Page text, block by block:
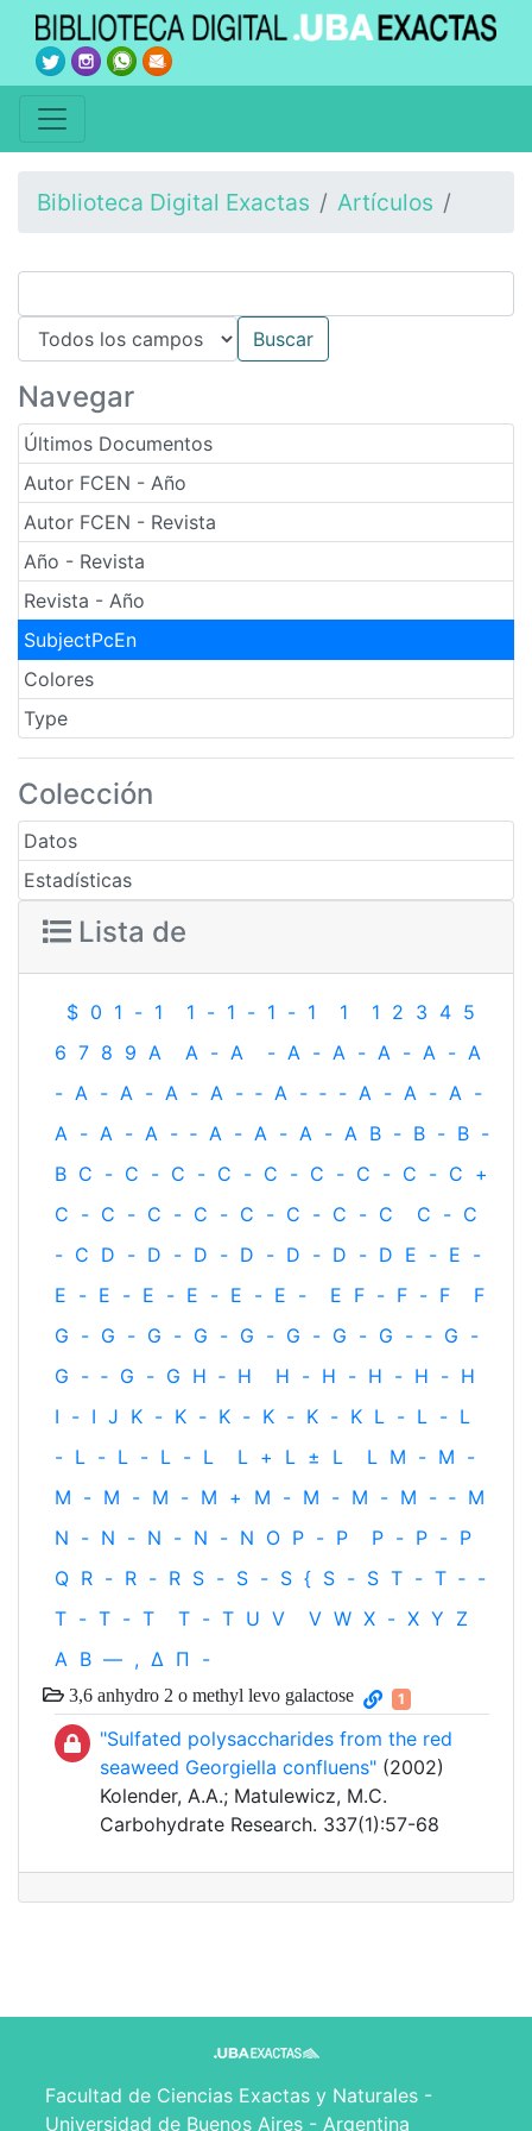
Biblioteca Digital Exactas Artículos
Navegar
Últimos Documentos
Autor FCEN - Año
Autor FCEN - Revista
Año - Revista
Revista - Año
SubjectPcEn
Colores
Type
Colección
Datos
Estadísticas
Lista de
$ 0 1 - 1 1 - 1 - 1 - 1 1 1 2 3 4 5
6 7 8 9 A A - A - A - A - A - A - A
- A - A - A - A - ‐ A - ‐ - A - A - A -
A - A - A - ‐ A - A - A - A B - B - B -
B C - C - C - C - C - C - C - C - C +
C - C - C - C - C - C - C - C C - C
- C D - D - D - D - D - D - D E - E -
E - E - E - E - E - E - E F - F - F
F
G - G - G - G - G - G - G - G - ‐ G -
G - ‐ G - G H ‐ H H - H - H - H - H
I - I J K - K - K - K - K - K L - L - L
- L - L - L - L L + L ± L L M - M -
M - M - M - M + M - M - M - M - ‐ M
N - N - N - N - N O P - P P - P - P
Q R - R - R S - S - S { S - S T - T ‐ -
T - T - T T - T U V V W X - X Y Z
Α Β — , Δ Π -
3,6 anhydro 2 o methyl levo galactose 1
"Sulfated polysaccharides from the red
seaweed Georgiella confluens" (2002)
Kolender, A.A.; Matulewicz, M.C.
Carbohydrate Research. 337(1):57-68
Facultad de Ciencias Exactas y Naturales -
Universidad de Buenos Aires - Argentina